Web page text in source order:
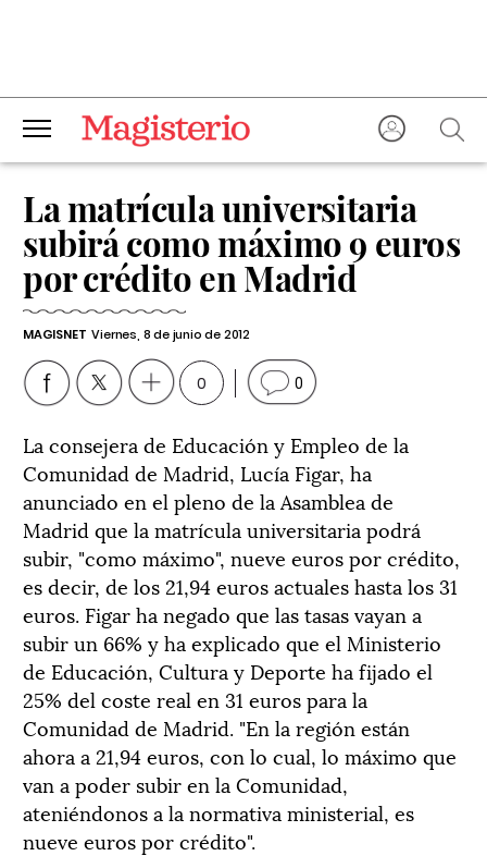
La matrícula universitaria
subirá como máximo 9 euros
por crédito en Madrid
MAGISNET Viernes, 8 de junio de 2012
0 0
La consejera de Educación y Empleo de la
Comunidad de Madrid, Lucía Figar, ha
anunciado en el pleno de la Asamblea de
Madrid que la matrícula universitaria podrá
subir, "como máximo", nueve euros por crédito,
es decir, de los 21,94 euros actuales hasta los 31
euros. Figar ha negado que las tasas vayan a
subir un 66% y ha explicado que el Ministerio
de Educación, Cultura y Deporte ha fijado el
25% del coste real en 31 euros para la
Comunidad de Madrid. "En la región están
ahora a 21,94 euros, con lo cual, lo máximo que
van a poder subir en la Comunidad,
ateniéndonos a la normativa ministerial, es
nueve euros por crédito".